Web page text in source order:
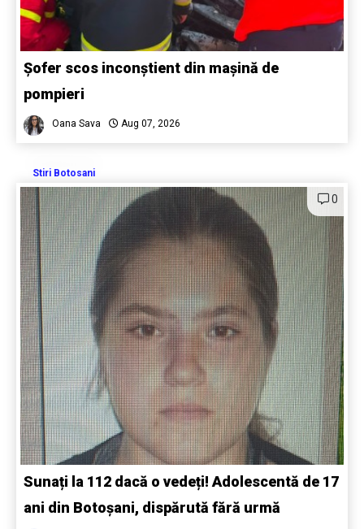
Șofer scos inconștient din mașină de
pompieri
Oana Sava Aug 07, 2026
Stiri Botosani
0
Sunați la 112 dacă o vedeți! Adolescentă de 17
ani din Botoșani, dispărută fără urmă